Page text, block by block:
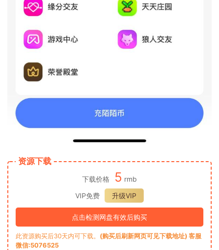
资源下载
下载价格 5 rmb
VIP免费
升级VIP
点击检测网盘有效后购买
此资源购买后30天内可下载。 (购买后刷新网页可见下载地址) 客服
微信:5076525